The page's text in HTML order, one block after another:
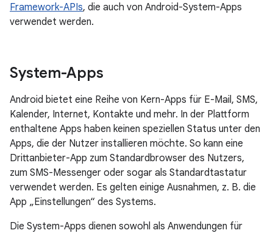
Framework-APIs, die auch von Android-System-Apps
verwendet werden.
System-Apps
Android bietet eine Reihe von Kern-Apps für E-Mail, SMS,
Kalender, Internet, Kontakte und mehr. In der Plattform
enthaltene Apps haben keinen speziellen Status unter den
Apps, die der Nutzer installieren möchte. So kann eine
Drittanbieter-App zum Standardbrowser des Nutzers,
zum SMS-Messenger oder sogar als Standardtastatur
verwendet werden. Es gelten einige Ausnahmen, z. B. die
App „Einstellungen“ des Systems.
Die System-Apps dienen sowohl als Anwendungen für